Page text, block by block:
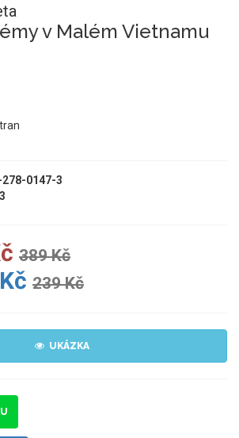
v Malém Vietnamu
278-0147-3
389 Kč
239 Kč
UKÁZKA